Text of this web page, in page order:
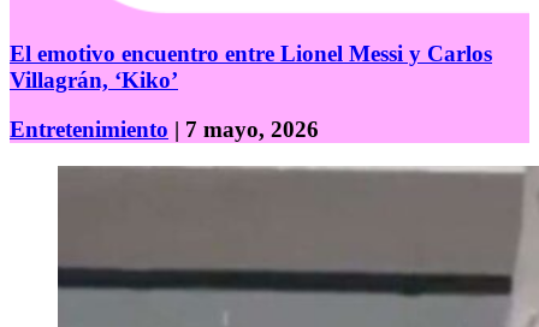
El emotivo encuentro entre Lionel Messi y Carlos
Villagrán, ‘Kiko’
Entretenimiento | 7 mayo, 2026